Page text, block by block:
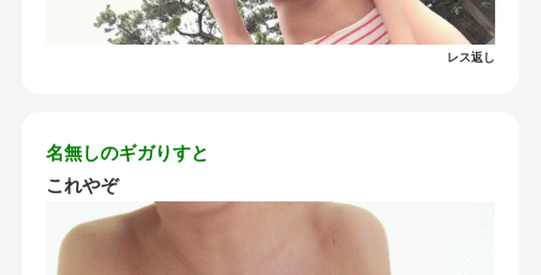
レス返し
名無しのギガりすと
これやぞ